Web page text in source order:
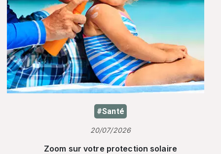
#Santé
20/07/2026
Zoom sur votre protection solaire